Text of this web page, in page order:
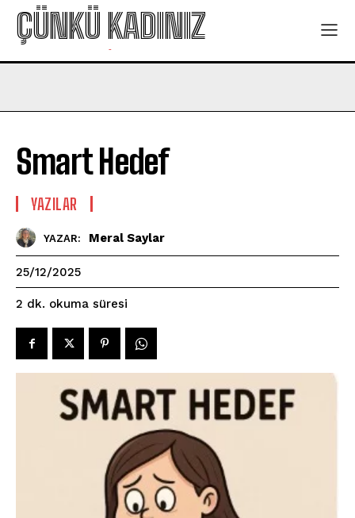
ÇÜNKÜ KADINIZ
-
Smart Hedef
YAZILAR
YAZAR: Meral Saylar
25/12/2025
2 dk. okuma süresi